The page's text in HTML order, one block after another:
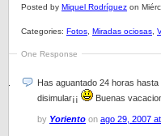
Posted by Miquel Rodríguez on
Categories: Fotos Miradas ociosas
One Response
Has aguantado 24 horas
disimular¡¡
Buenas
by Yoriento on ago 29, 2007